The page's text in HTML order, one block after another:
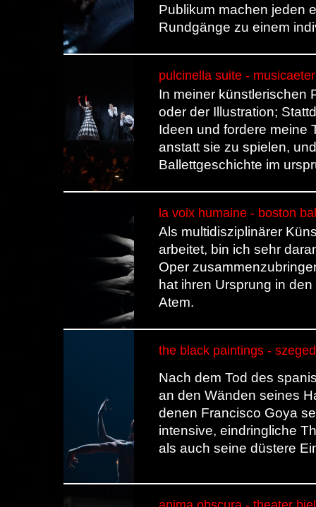
Publikum machen jeden
Rundgänge zu einem
pulcinella suite -
In meiner künstlerischen
oder der Illustration;
Ideen und fordere meine
anstatt sie zu spielen,
Ballettgeschichte im
la voix humaine - boston
Als multidisziplinärer
arbeitet, bin ich sehr
Oper
hat ihren Ursprung in
Atem.
the black paintings -
Nach dem Tod des
an den Wänden seines
denen Francisco Goya
intensive, eindringliche
als auch seine düstere